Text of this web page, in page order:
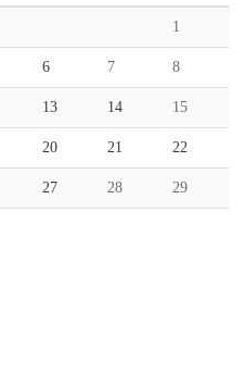
1
6 7 8
13 14 15
20 21 22
27 28 29